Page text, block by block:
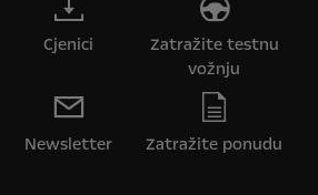
Cjenici
Zatražite testnu
vožnju
Newsletter Zatražite ponudu